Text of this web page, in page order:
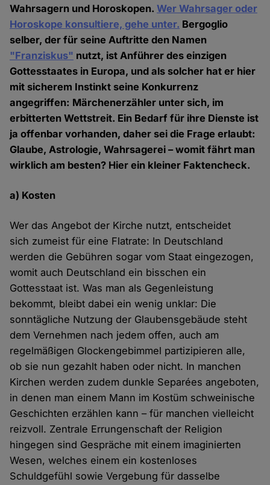
Wahrsagern und Horoskopen.Wer Wahrsager oder
Horoskope konsultiere, gehe unter. Bergoglio
selber, der für seine Auftritte den Namen
"Franziskus" nutzt, ist Anführer des einzigen
Gottesstaates in Europa, und als solcher hat er hier
mit sicherem Instinkt seine Konkurrenz
angegriffen: Märchenerzähler unter sich, im
erbitterten Wettstreit. Ein Bedarf für ihre Dienste ist
ja offenbar vorhanden, daher sei die Frage erlaubt:
Glaube, Astrologie, Wahrsagerei – womit fährt man
wirklich am besten? Hier ein kleiner Faktencheck.
a) Kosten
Wer das Angebot der Kirche nutzt, entscheidet
sich zumeist für eine Flatrate: In Deutschland
werden die Gebühren sogar vom Staat eingezogen,
womit auch Deutschland ein bisschen ein
Gottesstaat ist. Was man als Gegenleistung
bekommt, bleibt dabei ein wenig unklar: Die
sonntägliche Nutzung der Glaubensgebäude steht
dem Vernehmen nach jedem offen, auch am
regelmäßigen Glockengebimmel partizipieren alle,
ob sie nun gezahlt haben oder nicht. In manchen
Kirchen werden zudem dunkle Separées angeboten,
in denen man einem Mann im Kostüm schweinische
Geschichten erzählen kann – für manchen vielleicht
reizvoll. Zentrale Errungenschaft der Religion
hingegen sind Gespräche mit einem imaginierten
Wesen, welches einem ein kostenloses
Schuldgefühl sowie Vergebung für dasselbe